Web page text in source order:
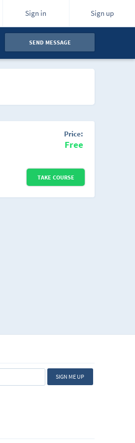
Sign in Sign up
SEND MESSAGE
Price:
Free
TAKE COURSE
SIGN ME UP